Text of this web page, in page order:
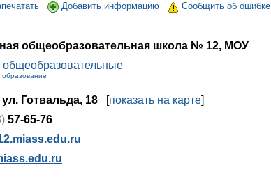
Добавить информацию Сообщить об ошибке
общеобразовательная школа № 12, МОУ
образование
ул. Готвальда, 18 [показать на карте]
57-65-76